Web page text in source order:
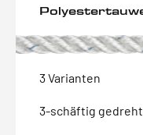
3 Varianten
3-schäftig